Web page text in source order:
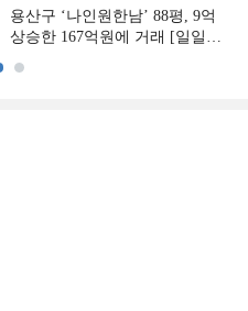
용산구 ‘나인원한남’ 88평, 9억
상승한 167억원에 거래 [일일